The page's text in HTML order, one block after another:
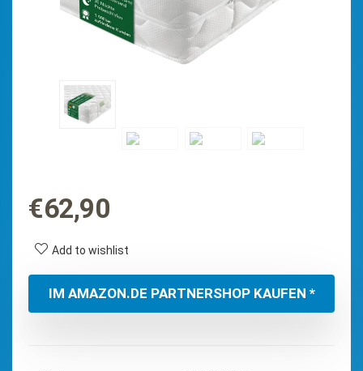
€62,90
Add to wishlist
IM AMAZON.DE PARTNERSHOP KAUFEN *